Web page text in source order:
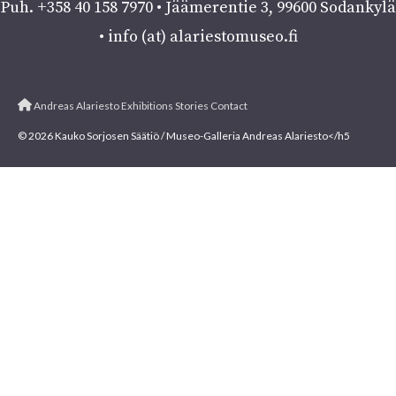
Puh. +358 40 158 7970 • Jäämerentie 3, 99600 Sodankylä
• info (at) alariestomuseo.fi
Museum
Andreas Alariesto Exhibitions Stories Contact
© 2026 Kauko Sorjosen Säätiö / Museo-Galleria Andreas Alariesto</h5